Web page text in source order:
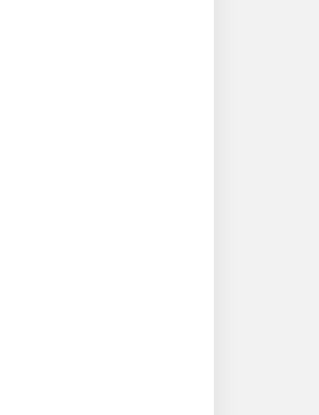
রিপন মারমা
প্রধানমন্ত্রীকে চিঠি
ফোন তারেক
সঙ্কট
ডলার বিনিয়োগ